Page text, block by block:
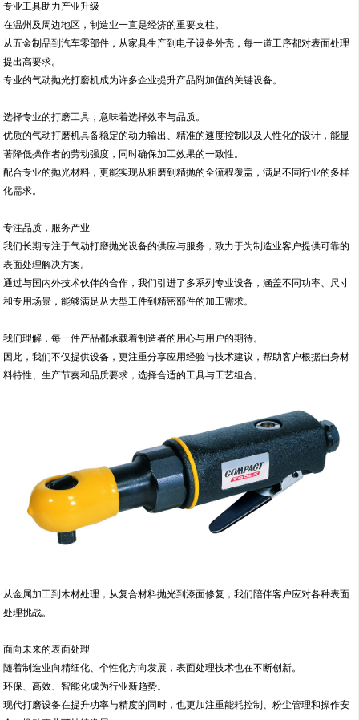
专业工具助力产业升级
在温州及周边地区，制造业一直是经济的重要支柱。
从五金制品到汽车零部件，从家具生产到电子设备外壳，每一道工序都对表面处理
提出高要求。
专业的气动抛光打磨机成为许多企业提升产品附加值的关键设备。
选择专业的打磨工具，意味着选择效率与品质。
优质的气动打磨机具备稳定的动力输出、精准的速度控制以及人性化的设计，能显
著降低操作者的劳动强度，同时确保加工效果的一致性。
配合专业的抛光材料，更能实现从粗磨到精抛的全流程覆盖，满足不同行业的多样
化需求。
专注品质，服务产业
我们长期专注于气动打磨抛光设备的供应与服务，致力于为制造业客户提供可靠的
表面处理解决方案。
通过与国内外技术伙伴的合作，我们引进了多系列专业设备，涵盖不同功率、尺寸
和专用场景，能够满足从大型工件到精密部件的加工需求。
我们理解，每一件产品都承载着制造者的用心与用户的期待。
因此，我们不仅提供设备，更注重分享应用经验与技术建议，帮助客户根据自身材
料特性、生产节奏和品质要求，选择合适的工具与工艺组合。
从金属加工到木材处理，从复合材料抛光到漆面修复，我们陪伴客户应对各种表面
处理挑战。
面向未来的表面处理
随着制造业向精细化、个性化方向发展，表面处理技术也在不断创新。
环保、高效、智能化成为行业新趋势。
现代打磨设备在提升功率与精度的同时，也更加注重能耗控制、粉尘管理和操作安